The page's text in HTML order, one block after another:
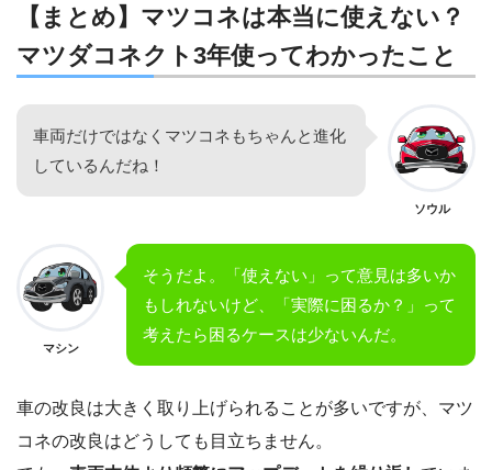
【まとめ】マツコネは本当に使えない？
マツダコネクト3年使ってわかったこと
車両だけではなくマツコネもちゃんと進化
しているんだね！
ソウル
マシン
そうだよ。「使えない」って意見は多いか
もしれないけど、「実際に困るか？」って
考えたら困るケースは少ないんだ。
車の改良は大きく取り上げられることが多いですが、マツ
コネの改良はどうしても目立ちません。